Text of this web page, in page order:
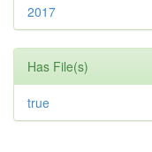
2017
Has File(s)
true